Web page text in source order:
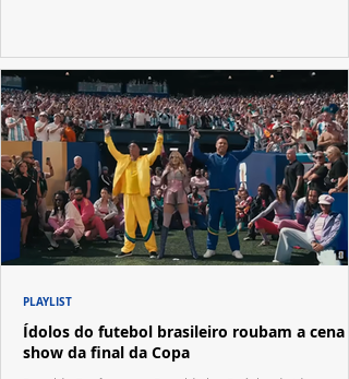
Ídolos do futebol brasileiro roubam a cena
show da final da Copa
PLAYLIST